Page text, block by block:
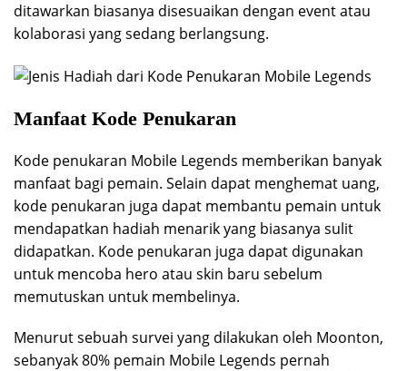
ditawarkan biasanya disesuaikan dengan event atau
kolaborasi yang sedang berlangsung.
Manfaat Kode Penukaran
Kode penukaran Mobile Legends memberikan banyak
manfaat bagi pemain. Selain dapat menghemat uang,
kode penukaran juga dapat membantu pemain untuk
mendapatkan hadiah menarik yang biasanya sulit
didapatkan. Kode penukaran juga dapat digunakan
untuk mencoba hero atau skin baru sebelum
memutuskan untuk membelinya.
Menurut sebuah survei yang dilakukan oleh Moonton,
sebanyak 80% pemain Mobile Legends pernah